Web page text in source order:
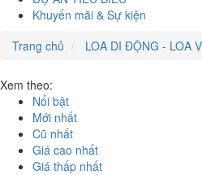
Khuyến mãi & Sự kiện
Trang chủ
LOA DI ĐỘNG - LOA
Xem theo:
Nổi bật
Mới nhất
Cũ nhất
Giá cao nhất
Giá thấp nhất